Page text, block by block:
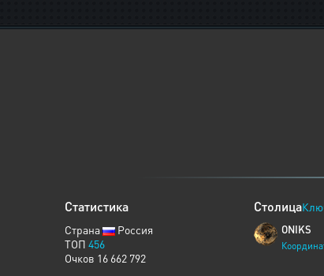
Статистика
Страна
Россия
ТОП 456
Очков 16 662 792
Столица
ONIKS